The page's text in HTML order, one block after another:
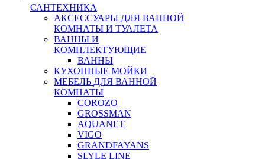
САНТЕХНИКА
АКСЕССУАРЫ ДЛЯ ВАННОЙ
КОМНАТЫ И ТУАЛЕТА
ВАННЫ И
КОМПЛЕКТУЮЩИЕ
ВАННЫ
КУХОННЫЕ МОЙКИ
МЕБЕЛЬ ДЛЯ ВАННОЙ
КОМНАТЫ
COROZO
GROSSMAN
AQUANET
VIGO
GRANDFAYANS
SLYLE LINE